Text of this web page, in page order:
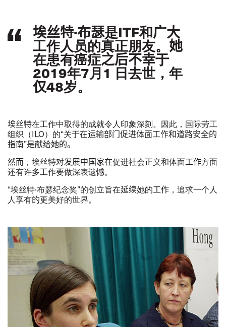
埃丝特·布瑟是ITF和广大
工作人员的真正朋友。她
在患有癌症之后不幸于
2019年7月1 日去世，年
仅48岁。
埃丝特在工作中取得的成就令人印象深刻。因此，国际劳工
组织（ILO）的“关于在运输部门促进体面工作和道路安全的
指南”是献给她的。
然而 ，埃丝特对发展中国家在促进社会正义和体面工作方面
还有许多工作要做深表遗憾。
“埃丝特·布瑟纪念奖”的创立旨在延续她的工作 ，追求一个人
人享有的更美好的世界。